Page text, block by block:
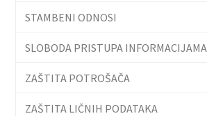
STAMBENI ODNOSI
SLOBODA PRISTUPA INFORMACIJAMA
ZAŠTITA POTROŠAČA
ZAŠTITA LIČNIH PODATAKA